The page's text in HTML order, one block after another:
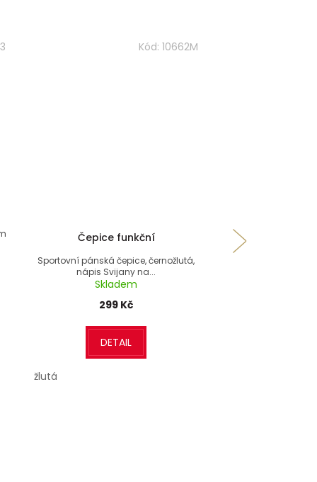
žlutá
Kód: 10662M
Čepice funkční
Sportovní pánská čepice, černožlutá,
nápis Svijany na...
Skladem
299 Kč
DETAIL